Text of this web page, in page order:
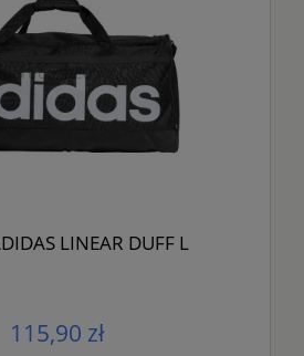
LINEAR DUFF L
115,90 zł